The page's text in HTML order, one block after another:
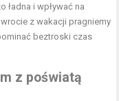
ładna i wpływać na
z wakacji pragniemy
beztroski czas
z poświatą